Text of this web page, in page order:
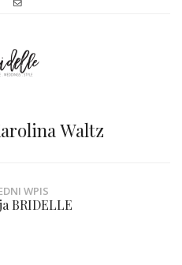
Waltz
WPIS
BRIDELLE